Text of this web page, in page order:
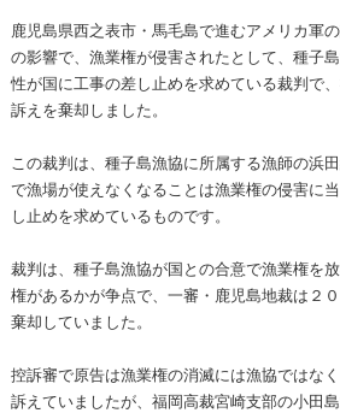
鹿児島県西之表市・馬毛島で進むアメリカ軍
の影響で、漁業権が侵害されたとして、種子
性が国に工事の差し止めを求めている裁判で
訴えを棄却しました。
この裁判は、種子島漁協に所属する漁師の浜
で漁場が使えなくなることは漁業権の侵害に
し止めを求めているものです。
裁判は、種子島漁協が国との合意で漁業権を
権があるかが争点で、一審・鹿児島地裁は２
棄却していました。
控訴審で原告は漁業権の消滅には漁協ではな
訴えていましたが、福岡高裁宮崎支部の小田